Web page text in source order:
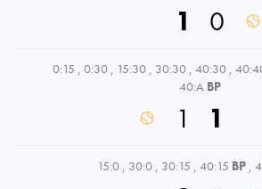
1 0
0:15 , 0:30 , 15:30 , 30:30 , 40:30 ,
40:A BP
1 1
15:0 , 30:0 , 30:15 , 40:15 BP ,